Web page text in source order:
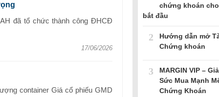
đã tổ chức thành công ĐHCĐ
17/06/2026
container Giá cổ phiếu GMD
chứng khoán
bắt đầu
2
Hướng dẫn mở
Chứng khoán
3
MARGIN VIP –
Sức Mua Mạnh
Chứng Khoán